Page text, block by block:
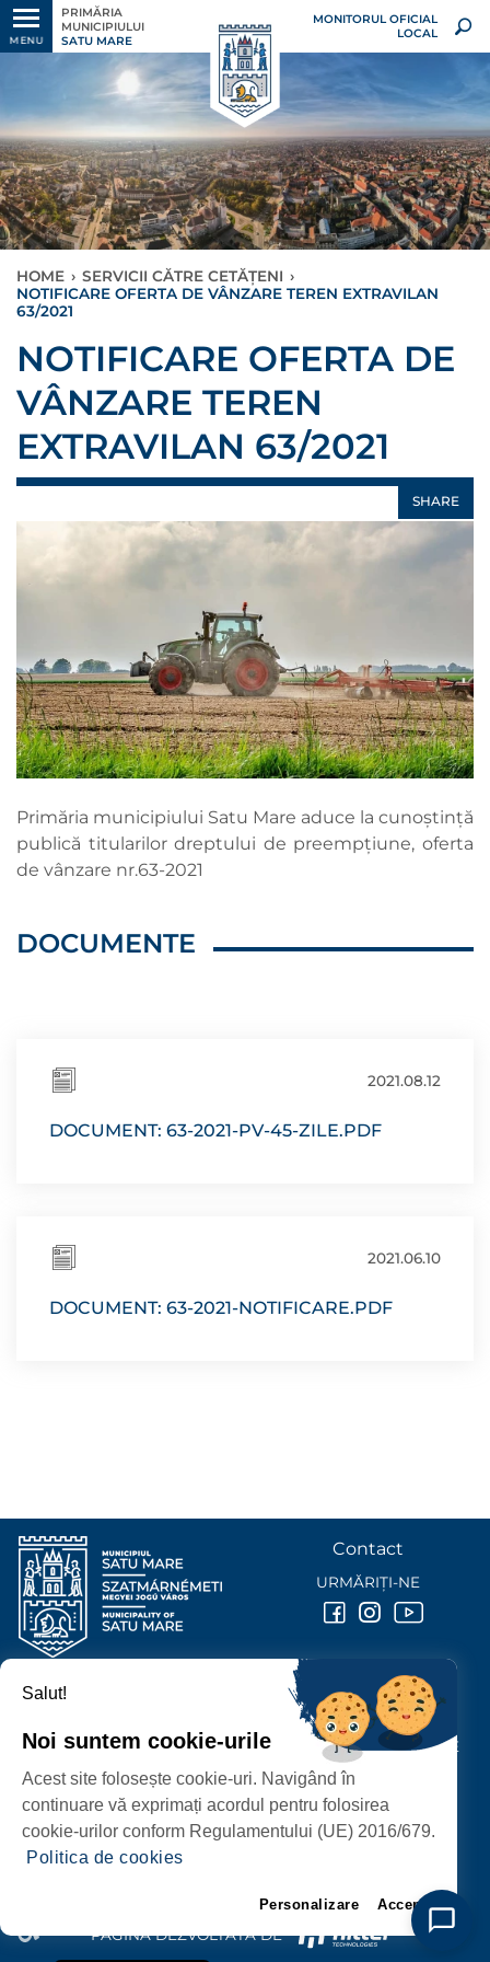
MENU
PRIMĂRIA
MUNICIPIULUI
SATU MARE
MONITORUL OFICIAL
LOCAL
HOME › SERVICII CĂTRE CETĂȚENI ›
NOTIFICARE OFERTA DE VÂNZARE TEREN EXTRAVILAN
63/2021
NOTIFICARE OFERTA DE
VÂNZARE TEREN
EXTRAVILAN 63/2021
SHARE
Primăria municipiului Satu Mare aduce la cunoștință
publică titularilor dreptului de preempțiune, oferta
de vânzare nr.63-2021
DOCUMENTE
2021.08.12
DOCUMENT: 63-2021-PV-45-ZILE.PDF
2021.06.10
DOCUMENT: 63-2021-NOTIFICARE.PDF
PROTECȚIA DATELOR PERSONALE
PAGINĂ DEZVOLTATĂ DE
PRIMĂRIA MUNICIPIULUI
P-ȚA 25 OCTOMBRIE, NR. 1 CORP M, 440026 SATU MARE
Contact
URMĂRIȚI-NE
Salut!
Noi suntem cookie-urile
Acest site folosește cookie-uri. Navigând în
continuare vă exprimați acordul pentru folosirea
cookie-urilor conform Regulamentului (UE) 2016/679.
Politica de cookies
Personalizare Accept